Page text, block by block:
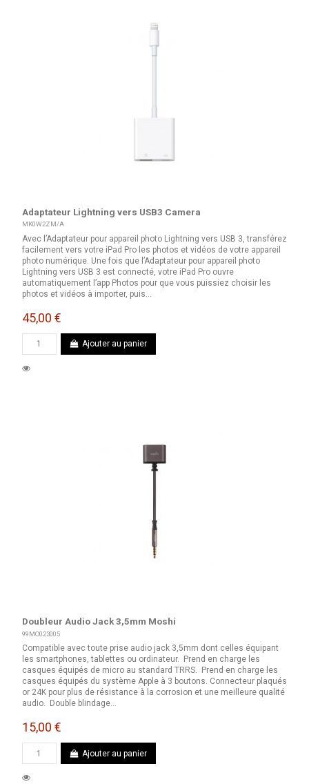
Adaptateur Lightning vers USB3 Camera
MK0W2ZM/A
Avec l’Adaptateur pour appareil photo Lightning vers USB 3, transférez
facilement vers votre iPad Pro les photos et vidéos de votre appareil
photo numérique. Une fois que l’Adaptateur pour appareil photo
Lightning vers USB 3 est connecté, votre iPad Pro ouvre
automatiquement l’app Photos pour que vous puissiez choisir les
photos et vidéos à importer, puis...
45,00 €
Ajouter au panier
Doubleur Audio Jack 3,5mm Moshi
99MO023005
Compatible avec toute prise audio jack 3,5mm dont celles équipant
les smartphones, tablettes ou ordinateur. Prend en charge les
casques équipés de micro au standard TRRS. Prend en charge les
casques équipés du système Apple à 3 boutons. Connecteur plaqués
or 24K pour plus de résistance à la corrosion et une meilleure qualité
audio. Double blindage...
15,00 €
Ajouter au panier